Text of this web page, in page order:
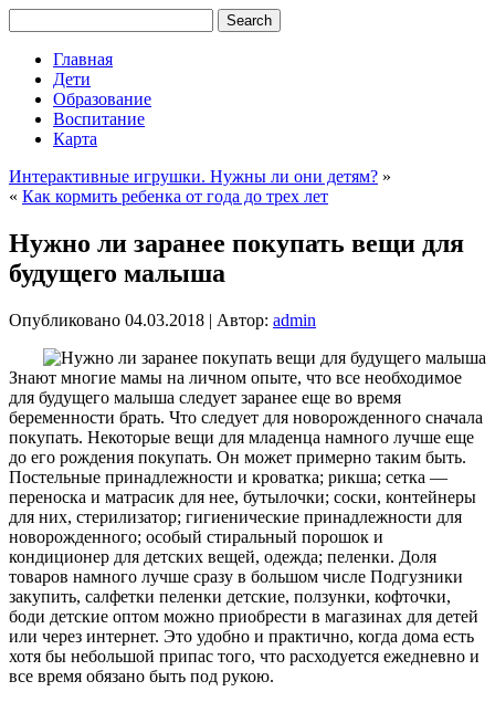
Главная
Дети
Образование
Воспитание
Карта
Интерактивные игрушки. Нужны ли они детям? »
« Как кормить ребенка от года до трех лет
Нужно ли заранее покупать вещи для
будущего малыша
Опубликовано 04.03.2018 | Автор: admin
Знают многие мамы на личном опыте, что все необходимое
для будущего малыша следует заранее еще во время
беременности брать. Что следует для новорожденного сначала
покупать. Некоторые вещи для младенца намного лучше еще
до его рождения покупать. Он может примерно таким быть.
Постельные принадлежности и кроватка; рикша; сетка —
переноска и матрасик для нее, бутылочки; соски, контейнеры
для них, стерилизатор; гигиенические принадлежности для
новорожденного; особый стиральный порошок и
кондиционер для детских вещей, одежда; пеленки. Доля
товаров намного лучше сразу в большом числе Подгузники
закупить, салфетки пеленки детские, ползунки, кофточки,
боди детские оптом можно приобрести в магазинах для детей
или через интернет. Это удобно и практично, когда дома есть
хотя бы небольшой припас того, что расходуется ежедневно и
все время обязано быть под рукою.